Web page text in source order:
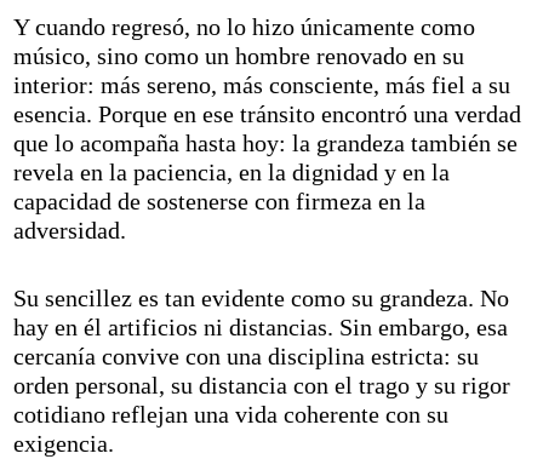
Y cuando regresó, no lo hizo únicamente como
músico, sino como un hombre renovado en su
interior: más sereno, más consciente, más fiel a su
esencia. Porque en ese tránsito encontró una verdad
que lo acompaña hasta hoy: la grandeza también se
revela en la paciencia, en la dignidad y en la
capacidad de sostenerse con firmeza en la
adversidad.
Su sencillez es tan evidente como su grandeza. No
hay en él artificios ni distancias. Sin embargo, esa
cercanía convive con una disciplina estricta: su
orden personal, su distancia con el trago y su rigor
cotidiano reflejan una vida coherente con su
exigencia.